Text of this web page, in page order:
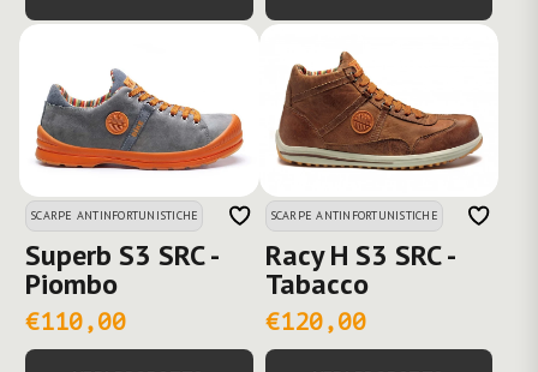
SCARPE ANTINFORTUNISTICHE
Superb S3 SRC -
Piombo
€110,00
SCARPE ANTINFORTUNISTICHE
Racy H S3 SRC -
Tabacco
€120,00